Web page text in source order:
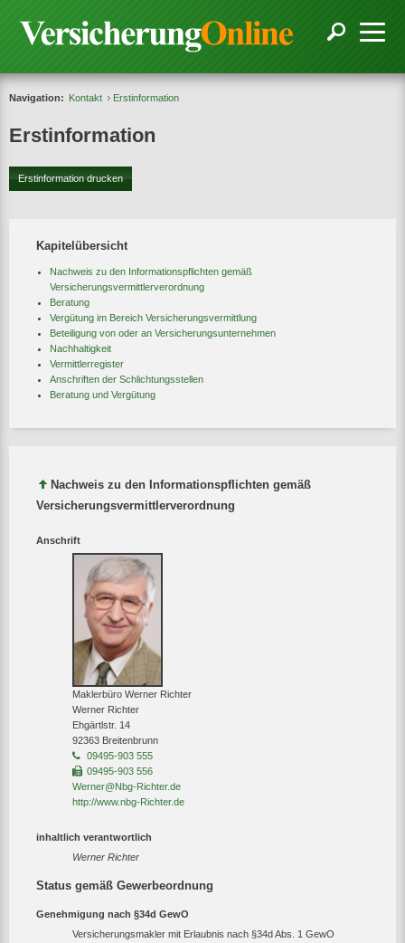
Navigation: Kontakt Erstinformation
Erstinformation
Erstinformation drucken
Kapitelübersicht
Nachweis zu den Informationspflichten gemäß
Versicherungsvermittlerverordnung
Beratung
Vergütung im Bereich Versicherungsvermittlung
Beteiligung von oder an Versicherungsunternehmen
Nachhaltigkeit
Vermittlerregister
Anschriften der Schlichtungsstellen
Beratung und Vergütung
Nachweis zu den Informationspflichten gemäß
Versicherungsvermittlerverordnung
Anschrift
Maklerbüro Werner Richter
Werner Richter
Ehgärtlstr. 14
92363 Breitenbrunn
09495-903 555
09495-903 556
Werner@Nbg-Richter.de
http://www.nbg-Richter.de
inhaltlich verantwortlich
Werner Richter
Status gemäß Gewerbeordnung
Genehmigung nach §34d GewO
Versicherungsmakler mit Erlaubnis nach §34d Abs. 1 GewO